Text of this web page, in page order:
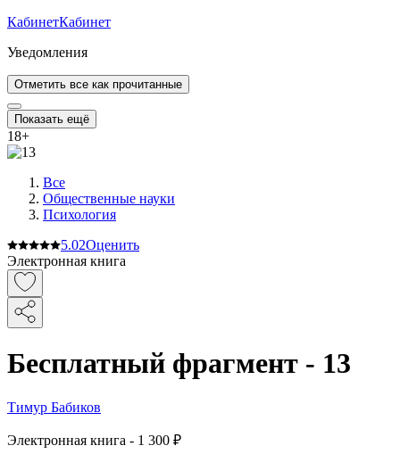
КабинетКабинет
Уведомления
Отметить все как прочитанные
Показать ещё
18+
Все
Общественные науки
Психология
5.02Оценить
Электронная книга
Бесплатный фрагмент - 13
Тимур Бабиков
Электронная книга - 1 300 ₽